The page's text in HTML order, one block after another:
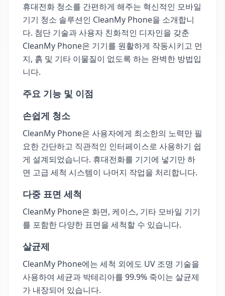
휴대전화 청소를 간편하게 해주는 혁신적인 모바일
기기 청소 솔루션인 CleanMy Phone을 소개합니
다. 첨단 기술과 사용자 친화적인 디자인을 갖춘
CleanMy Phone은 기기를 원활하게 작동시키고 먼
지, 흙 및 기타 이물질이 없도록 하는 완벽한 방법입
니다.
주요 기능 및 이점
손쉽게 청소
CleanMy Phone은 사용자에게 최소한의 노력만 필
요한 간단하고 직관적인 인터페이스로 사용하기 쉽
게 설계되었습니다. 휴대전화를 기기에 넣기만 하
면 고급 세척 시스템이 나머지 작업을 처리합니다.
다중 표면 세척
CleanMy Phone은 화면, 케이스, 기타 모바일 기기
를 포함한 다양한 표면을 세척할 수 있습니다.
살균제
CleanMy Phone에는 세척 외에도 UV 조명 기술을
사용하여 세균과 박테리아를 99.9% 죽이는 살균제
가 내장되어 있습니다.